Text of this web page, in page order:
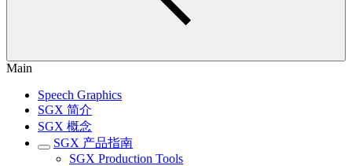
Main
Speech Graphics
SGX 简介
SGX 概念
SGX 产品指南
SGX Production Tools